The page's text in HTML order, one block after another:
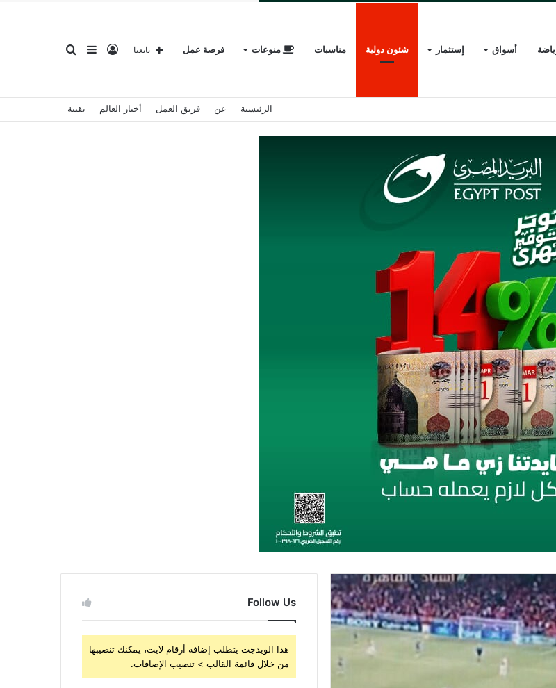
أسواق إستثمار شئون دولية مناسبات منوعات فرصة عمل بحثإضافةتسجيل تابعنا
الرئيسية عن فريق العمل أخبار العالم تقنية
Follow Us
هذا الويدجت يتطلب إضافة أرقام لايت، يمكنك تنصيبها
من خلال قائمة القالب > تنصيب الإضافات.